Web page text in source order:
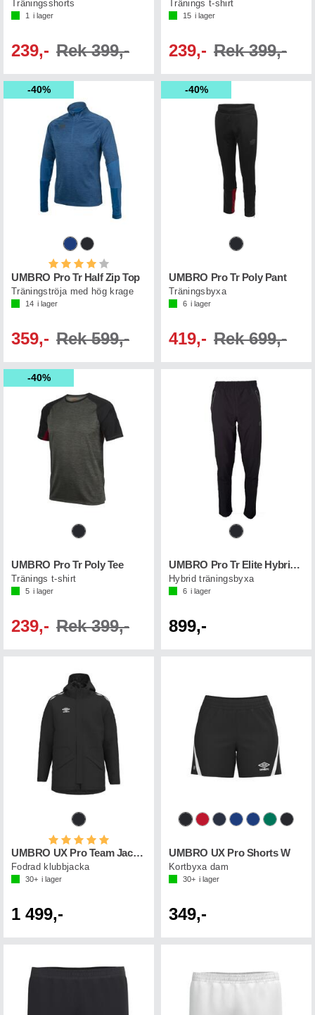
Träningsshorts
1 i lager
239,- Rek 399,-
Tränings t-shirt
15 i lager
239,- Rek 399,-
40%
Betyg:
UMBRO Pro Tr Half Zip Top
Träningströja med hög krage
14 i lager
359,- Rek 599,-
40%
UMBRO Pro Tr Poly Pant
Träningsbyxa
6 i lager
419,- Rek 699,-
40%
UMBRO Pro Tr Poly Tee
Tränings t-shirt
5 i lager
239,- Rek 399,-
UMBRO Pro Tr Elite Hybrid Pant
Hybrid träningsbyxa
6 i lager
899,-
Betyg:
UMBRO UX Pro Team Jacket
Fodrad klubbjacka
30+ i lager
1 499,-
UMBRO UX Pro Shorts W
Kortbyxa dam
30+ i lager
349,-